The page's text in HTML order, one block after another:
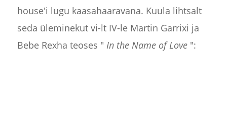
house'i lugu kaasahaaravana. Kuula lihtsalt
seda üleminekut vi-lt IV-le Martin Garrixi ja
Bebe Rexha teoses " In the Name of Love":